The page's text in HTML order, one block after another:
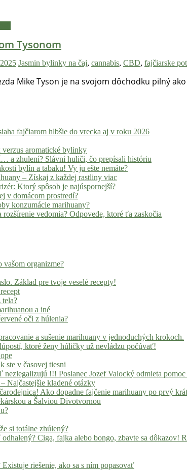
Tysonom
Jasmin bylinky na čaj, cannabis, CBD, fajčiarske
Mike Tyson je na svojom dôchodku pilný
fajčiarom hlbšie do vrecka aj v roku 2026
verzus aromatické bylinky
a zhulení? Slávni huliči, čo prepísali históriu
bylín a tabaku! Vy ju ešte nemáte?
– Získaj z každej rastliny viac
Ktorý spôsob je najúspornejší?
v domácom prostredí?
konzumácie marihuany?
rozšírenie vedomia? Odpovede, ktoré ťa zaskočia
organizme?
Základ pre tvoje veselé recepty!
a iné
oči z húlenia?
a sušenie marihuany v jednoduchých krokoch.
ktoré ženy húličky už nevládzu počúvať!
ste v časovej tiesni
!!! Poslanec Jozef Valocký odmieta pomoc
Najčastejšie kladené otázky
Ako dopadne fajčenie marihuany po prvý
a Šalviou Divotvornou
si totálne zhúlený?
Ciga, fajka alebo bongo, zbavte sa dôkazov!
riešenie, ako sa s ním popasovať